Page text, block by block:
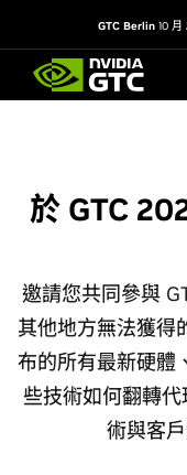
GTC Berlin 10
於 GTC
邀請您共同參與
其他地方無法獲得
布的所有最新硬體
些技術如何翻轉
術與客